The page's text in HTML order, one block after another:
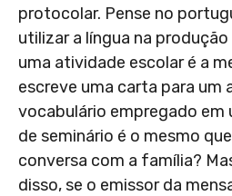
protocolar. Pense no
utilizar a língua na
uma atividade escolar é a
escreve uma carta para um
vocabulário empregado em
de seminário é o mesmo
conversa com a família?
disso, se o emissor da